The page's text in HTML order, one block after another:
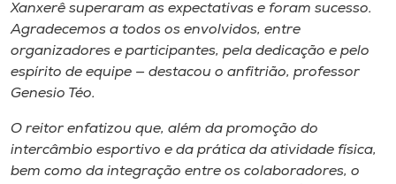
Xanxerê superaram as expectativas e foram sucesso.
Agradecemos a todos os envolvidos, entre
organizadores e participantes, pela dedicação e pelo
espírito de equipe — destacou o anfitrião, professor
Genesio Téo.
O reitor enfatizou que, além da promoção do
intercâmbio esportivo e da prática da atividade física,
bem como da integração entre os colaboradores, o